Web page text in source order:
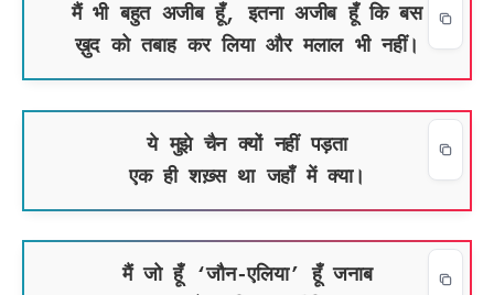
मैं भी बहुत अजीब हूँ, इतना अजीब हूँ कि बस
ख़ुद को तबाह कर लिया और मलाल भी नहीं।
ये मुझे चैन क्यों नहीं पड़ता
एक ही शख़्स था जहाँ में क्या।
मैं जो हूँ ‘जौन-एलिया’ हूँ जनाब